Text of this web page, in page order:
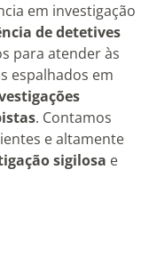
em investigação
de detetives
para atender às
espalhados em
. Contamos
e altamente
sigilosa e